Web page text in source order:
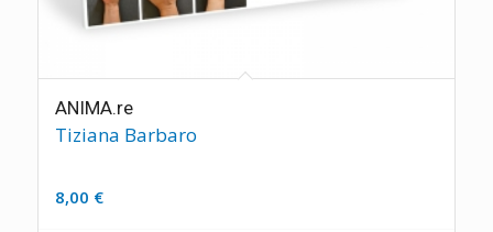
ANIMA.re
Tiziana Barbaro
8,00 €